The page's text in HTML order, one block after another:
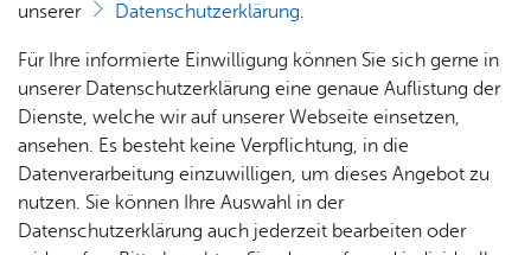
Rat­
haus &
Bür­
ger­
ser­vice
Rat­
häu­ser
Nach­
rich­
ten,
Vi­de­os
& Bil­
der
Me­di­
Jobs
Stel­
len­an­
ge­bo­te
Aus­bil­
dung &
Stu­di­
Bauen
& Um­
welt
Geo­
da­ten
Ge­
sund­
heit &
kum
Alle Nachrichten der Stadt Friedrichshafen rund
um Planen, Bauen und Umwelt
Erweiterte Suche
unserer
Datenschutzerklärung.
Für Ihre informierte Einwilligung können Sie sich gerne in
unserer Datenschutzerklärung eine genaue Auflistung der
Dienste, welche wir auf unserer Webseite einsetzen,
ansehen. Es besteht keine Verpflichtung, in die
Datenverarbeitung einzuwilligen, um dieses Angebot zu
nutzen. Sie können Ihre Auswahl in der
Datenschutzerklärung auch jederzeit bearbeiten oder